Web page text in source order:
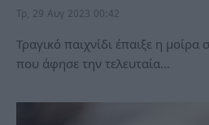
Τρ, 29 Αυγ 2023 00:42
Τραγικό παιχνίδι έπαιξε η
που άφησε την τελευταία…